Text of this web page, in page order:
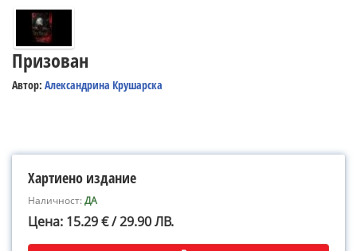
Призован
Автор: Александрина Крушарска
Хартиено издание
Наличност:ДА
Цена: 15.29 € / 29.90 ЛВ.